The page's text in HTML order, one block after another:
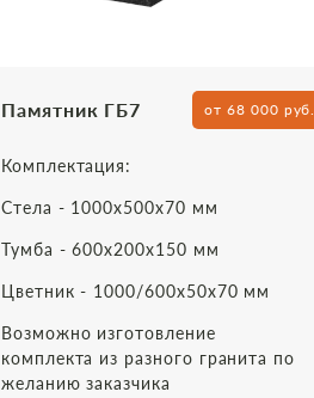
Памятник ГБ7 от 68 000 руб.
Комплектация:
Стела - 1000х500х70 мм
Тумба - 600х200х150 мм
Цветник - 1000/600х50х70 мм
Возможно изготовление
комплекта из разного гранита по
желанию заказчика